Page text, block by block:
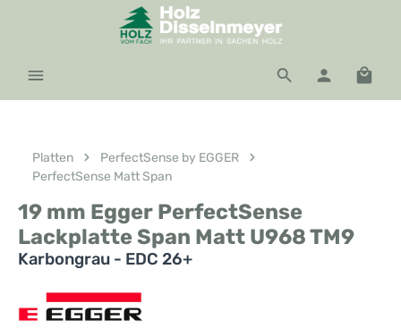
Zum Hauptinhalt springen
Platten
PerfectSense by EGGER
PerfectSense Matt Span
19 mm Egger PerfectSense
Lackplatte Span Matt U968 TM9
Karbongrau - EDC 26+